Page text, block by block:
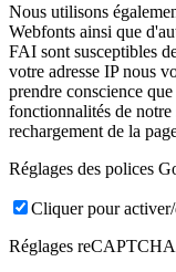
Nous utilisons
Webfonts ainsi que
FAI sont susceptibles
votre adresse IP nous
prendre conscience
fonctionnalités de notre
rechargement de la
Réglages des polices
Cliquer pour
Réglages